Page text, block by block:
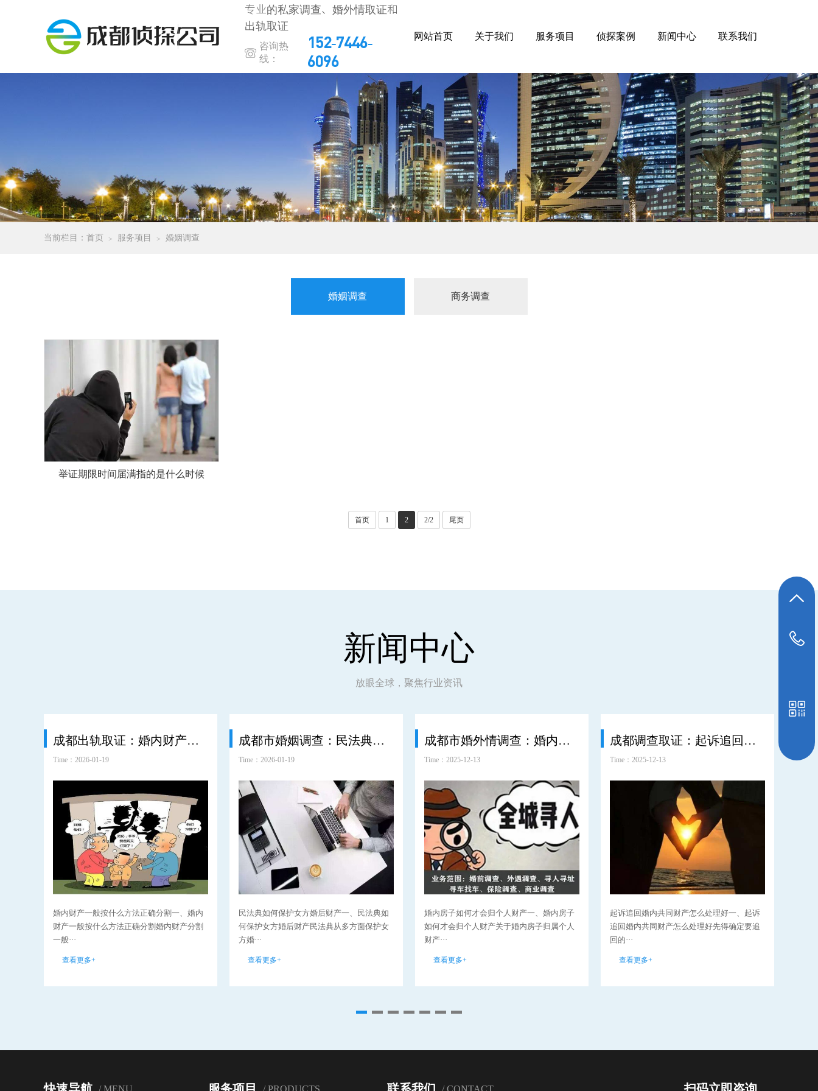
专业的私家调查、婚外情取证和
出轨取证
咨询热
线：
152-7446-
6096
网站首页 关于我们 服务项目 侦探案例 新闻中心 联系我们
当前栏目： 首页 服务项目 婚姻调查
婚姻调查 商务调查
举证期限时间届满指的是什么时候
首页 1 2 2/2 尾页
新闻中心
放眼全球，聚焦行业资讯
成都出轨取证：婚内财产一般按什么方法正确分割
Time：2026-01-19
婚内财产一般按什么方法正确分割一、婚内
财产一般按什么方法正确分割婚内财产分割
一般···
查看更多+
成都市婚姻调查：民法典如何保护女方婚后财产
Time：2026-01-19
民法典如何保护女方婚后财产一、民法典如
何保护女方婚后财产民法典从多方面保护女
方婚···
查看更多+
成都市婚外情调查：婚内房子如何才会归个人财产
Time：2025-12-13
婚内房子如何才会归个人财产一、婚内房子
如何才会归个人财产关于婚内房子归属个人
财产···
查看更多+
成都调查取证：起诉追回婚内共同财产怎么处理好
Time：2025-12-13
起诉追回婚内共同财产怎么处理好一、起诉
追回婚内共同财产怎么处理好先得确定要追
回的···
查看更多+
离
Time
/ MENU / PRODUCTS / CONTACT